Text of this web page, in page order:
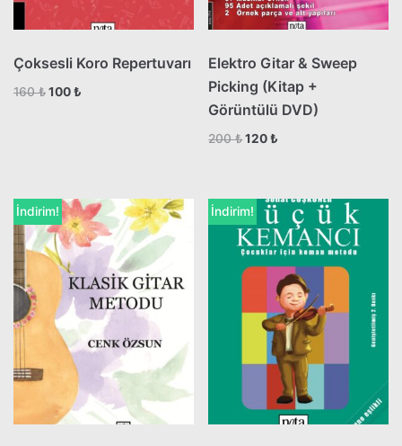
Çoksesli Koro Repertuvarı
160₺100₺
Elektro Gitar & Sweep
Picking (Kitap +
Görüntülü DVD)
200₺120₺
İndirim! İndirim!